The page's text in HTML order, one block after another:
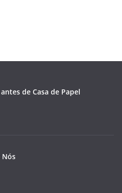
de Casa de Papel